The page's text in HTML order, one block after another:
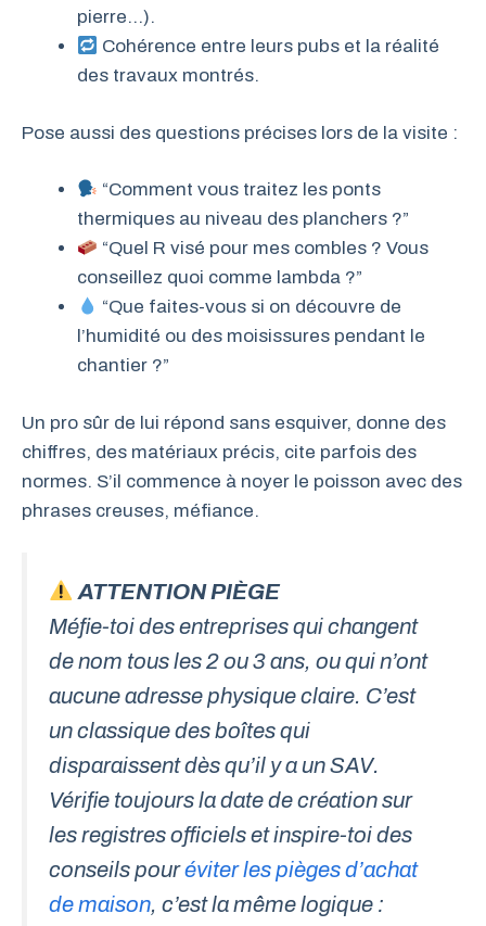
pierre…).
Cohérence entre leurs pubs et la réalité
des travaux montrés.
Pose aussi des questions précises lors de la visite :
“Comment vous traitez les ponts
thermiques au niveau des planchers ?”
“Quel R visé pour mes combles ? Vous
conseillez quoi comme lambda ?”
“Que faites-vous si on découvre de
l’humidité ou des moisissures pendant le
chantier ?”
Un pro sûr de lui répond sans esquiver, donne des
chiffres, des matériaux précis, cite parfois des
normes. S’il commence à noyer le poisson avec des
phrases creuses, méfiance.
ATTENTION PIÈGE
Méfie-toi des entreprises qui changent
de nom tous les 2 ou 3 ans, ou qui n’ont
aucune adresse physique claire. C’est
un classique des boîtes qui
disparaissent dès qu’il y a un SAV.
Vérifie toujours la date de création sur
les registres officiels et inspire-toi des
conseils pouréviter les pièges d’achat
de maison, c’est la même logique :